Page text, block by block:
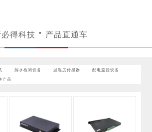
得科技 产品直通车
漏水检测设备 温湿度传感器 配电监控设备
产品